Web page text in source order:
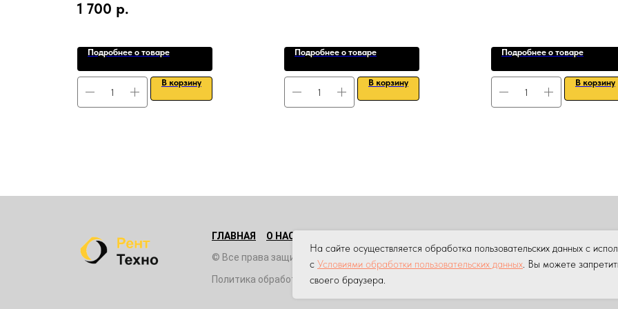
1 700 р.
Подробнее о товаре
В корзину
Подробнее о товаре
В корзину
Подробнее о товаре
В корзину
ГЛАВНАЯ О НАС
© Все права защищены. Копирование материалов данного сайта без разрешения
Политика обработки персональных данных на сайте
На сайте осуществляется обработка пользовательских данных с
с Условиями обработки пользовательских данных. Вы можете
своего браузера.